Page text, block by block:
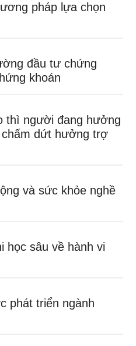
pháp lựa chọn
đầu tư chứng
khoán
thì người đang hưởng
dứt hưởng trợ
và sức khỏe nghề
học sâu về hành vi
phát triển ngành